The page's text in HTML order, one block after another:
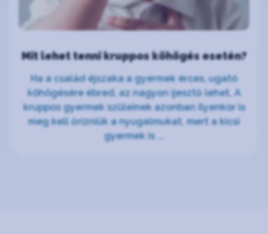
Mit lehet tenni kruppos köhögés esetén?
Ha a család éjszaka a gyermek érces, ugató
köhögésére ébred, az nagyon ijesztő lehet. A
kruppos gyermek szüleinek azonban ilyenkor is
meg kell őrizniük a nyugalmukat, mert a kicsi
gyermek is ...